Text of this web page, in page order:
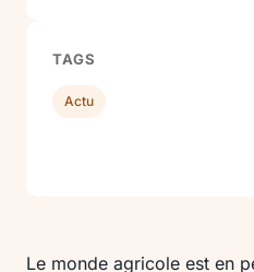
Le monde agricole est en
TAGS
Actu